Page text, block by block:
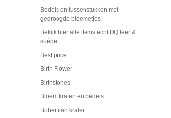
Bedels en tussenstukken met
gedroogde bloemetjes
Bekijk hier alle items echt DQ leer &
suède
Best price
Birth Flower
Birthstones
Bloem kralen en bedels
Bohemian kralen